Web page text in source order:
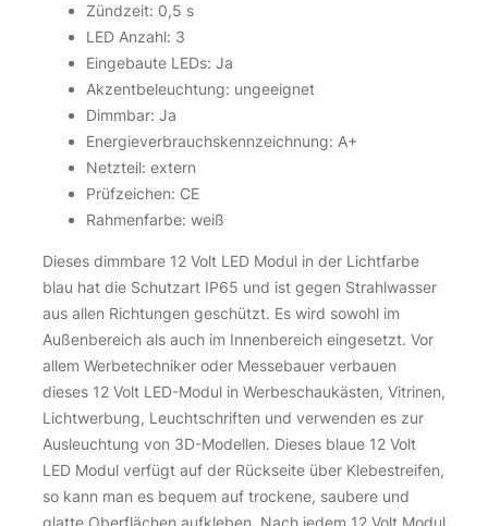
Zündzeit: 0,5 s
LED Anzahl: 3
Eingebaute LEDs: Ja
Akzentbeleuchtung: ungeeignet
Dimmbar: Ja
Energieverbrauchskennzeichnung: A+
Netzteil: extern
Prüfzeichen: CE
Rahmenfarbe: weiß
Dieses dimmbare 12 Volt LED Modul in der Lichtfarbe
blau hat die Schutzart IP65 und ist gegen Strahlwasser
aus allen Richtungen geschützt. Es wird sowohl im
Außenbereich als auch im Innenbereich eingesetzt. Vor
allem Werbetechniker oder Messebauer verbauen
dieses 12 Volt LED-Modul in Werbeschaukästen, Vitrinen,
Lichtwerbung, Leuchtschriften und verwenden es zur
Ausleuchtung von 3D-Modellen. Dieses blaue 12 Volt
LED Modul verfügt auf der Rückseite über Klebestreifen,
so kann man es bequem auf trockene, saubere und